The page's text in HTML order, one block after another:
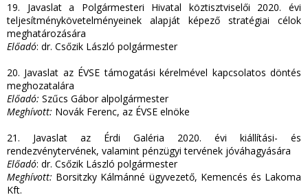
19. Javaslat a Polgármesteri Hivatal köztisztviselői 2020. évi
teljesítménykövetelményeinek alapját képező stratégiai célok
meghatározására
Előadó: dr. Csőzik László polgármester
20. Javaslat az ÉVSE támogatási kérelmével kapcsolatos döntés
meghozatalára
Előadó: Szűcs Gábor alpolgármester
Meghívott: Novák Ferenc, az ÉVSE elnöke
21. Javaslat az Érdi Galéria 2020. évi kiállítási- és
rendezvénytervének, valamint pénzügyi tervének jóváhagyására
Előadó: dr. Csőzik László polgármester
Meghívott: Borsitzky Kálmánné ügyvezető, Kemencés és Lakoma
Kft.